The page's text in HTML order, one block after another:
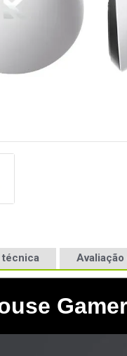
técnica